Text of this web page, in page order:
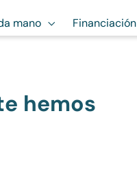
mano Financiación
hemos